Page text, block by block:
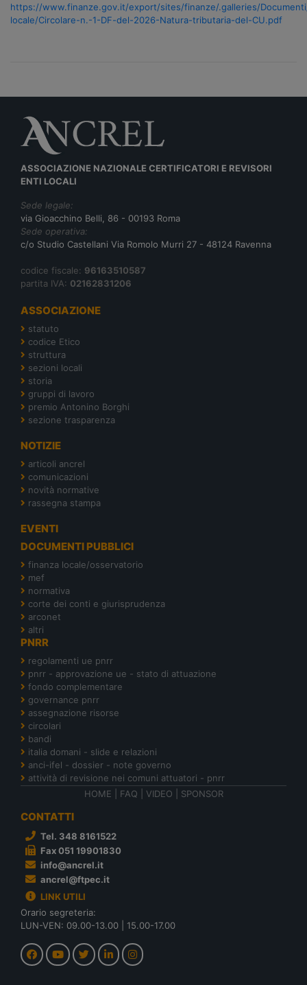
https://www.finanze.gov.it/export/sites/finanze/.galleries/
locale/Circolare-n.-1-DF-del-2026-Natura-tributaria-del-CU.pdf
ASSOCIAZIONE NAZIONALE CERTIFICATORI E REVISORI
ENTI LOCALI
Sede legale:
via Gioacchino Belli, 86 - 00193 Roma
Sede operativa:
c/o Studio Castellani Via Romolo Murri 27 - 48124 Ravenna
codice fiscale: 96163510587
partita IVA: 02162831206
ASSOCIAZIONE
statuto
codice Etico
struttura
sezioni locali
storia
gruppi di lavoro
premio Antonino Borghi
sezione trasparenza
NOTIZIE
articoli ancrel
comunicazioni
novità normative
rassegna stampa
EVENTI
DOCUMENTI PUBBLICI
finanza locale/osservatorio
mef
normativa
corte dei conti e giurisprudenza
arconet
altri
PNRR
regolamenti ue pnrr
pnrr - approvazione ue - stato di attuazione
fondo complementare
governance pnrr
assegnazione risorse
circolari
bandi
italia domani - slide e relazioni
anci-ifel - dossier - note governo
attività di revisione nei comuni attuatori - pnrr
HOME
FAQ VIDEO SPONSOR
CONTATTI
Tel. 348 8161522
Fax 051 19901830
info@ancrel.it
ancrel@ftpec.it
LINK UTILI
Orario segreteria:
LUN-VEN: 09.00-13.00 | 15.00-17.00